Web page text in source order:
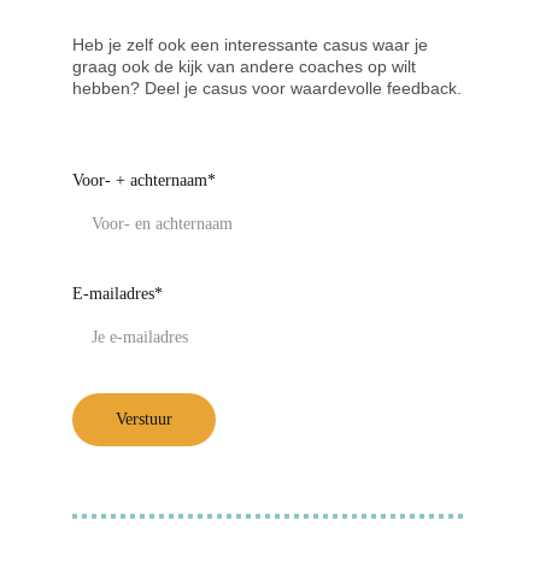
Heb je zelf ook een interessante casus waar je
graag ook de kijk van andere coaches op wilt
hebben? Deel je casus voor waardevolle feedback.
Voor- + achternaam*
E-mailadres*
Verstuur